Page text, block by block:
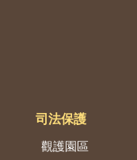
司法保護
觀護園區